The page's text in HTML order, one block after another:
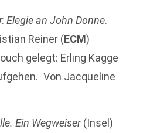
: Elegie an John Donne.
Reiner (ECM)
gelegt: Erling Kagge
Von Jacqueline
Ein Wegweiser(Insel)